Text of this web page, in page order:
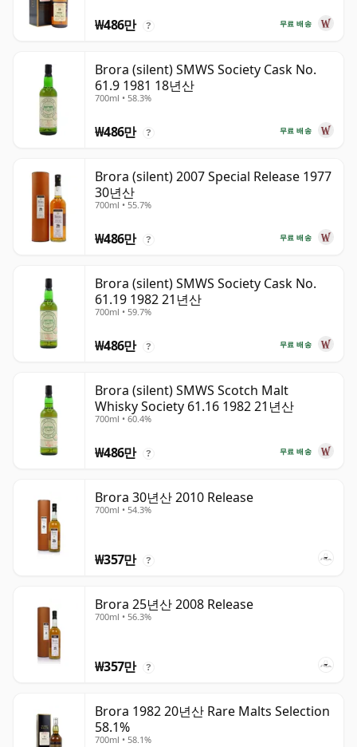
무료 배송
₩486만 ?
Brora (silent) SMWS Society Cask No.
61.9 1981 18년산
700ml • 58.3%
무료 배송
₩486만 ?
Brora (silent) 2007 Special Release 1977
30년산
700ml • 55.7%
무료 배송
₩486만 ?
Brora (silent) SMWS Society Cask No.
61.19 1982 21년산
700ml • 59.7%
무료 배송
₩486만 ?
Brora (silent) SMWS Scotch Malt
Whisky Society 61.16 1982 21년산
700ml • 60.4%
무료 배송
₩486만 ?
Brora 30년산 2010 Release
700ml • 54.3%
₩357만 ?
Brora 25년산 2008 Release
700ml • 56.3%
₩357만 ?
Brora 1982 20년산 Rare Malts Selection
58.1%
700ml • 58.1%